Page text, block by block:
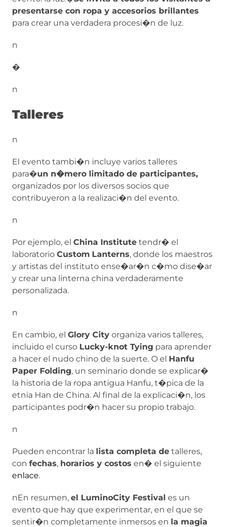
presentarse con ropa y accesorios brillantes
para crear una verdadera procesi�n de luz.
n
�
n
Talleres
n
El evento tambi�n incluye varios talleres
para�un n�mero limitado de participantes,
organizados por los diversos socios que
contribuyeron a la realizaci�n del evento.
n
Por ejemplo, el China Institute tendr� el
laboratorio Custom Lanterns, donde los maestros
y artistas del instituto ense�ar�n c�mo dise�ar
y crear una linterna china verdaderamente
personalizada.
n
En cambio, el Glory City organiza varios talleres,
incluido el curso Lucky-knot Tying para aprender
a hacer el nudo chino de la suerte. O el Hanfu
Paper Folding, un seminario donde se explicar�
la historia de la ropa antigua Hanfu, t�pica de la
etnia Han de China. Al final de la explicaci�n, los
participantes podr�n hacer su propio trabajo.
n
Pueden encontrar la lista completa de talleres,
con fechas, horarios y costos en� el siguiente
enlace.
nEn resumen, el LuminoCity Festival es un
evento que hay que experimentar, en el que se
sentir�n completamente inmersos en la magia